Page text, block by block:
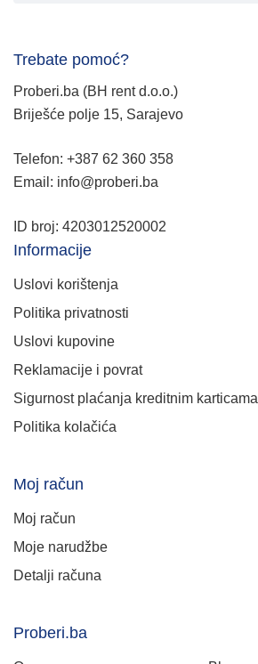
Trebate pomoć?
Proberi.ba (BH rent d.o.o.)
Briješće polje 15, Sarajevo
Telefon: +387 62 360 358
Email: info@proberi.ba
ID broj: 4203012520002
Informacije
Uslovi korištenja
Politika privatnosti
Uslovi kupovine
Reklamacije i povrat
Sigurnost plaćanja kreditnim karticama
Politika kolačića
Moj račun
Moj račun
Moje narudžbe
Detalji računa
Proberi.ba